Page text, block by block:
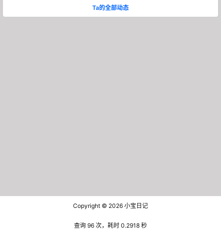
Ta的全部动态
Copyright © 2026 小宝日记
查询 96 次，耗时 0.2918 秒